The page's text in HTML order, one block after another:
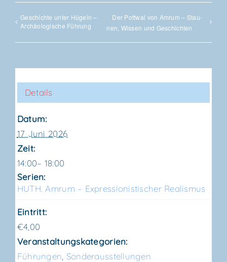
Geschich­te unter Hügeln –
Archäo­lo­gi­sche Führung
Der Pott­wal von Amrum – Stau­
nen, Wis­sen und Geschichten
Details
Datum:
17 Juni 2026
Zeit:
14:00– 18:00
Serien:
HUTH. Amrum – Expres­sio­nis­ti­scher Realismus
Eintritt:
€4,00
Veranstaltungskategorien:
Führungen Sonderausstellungen